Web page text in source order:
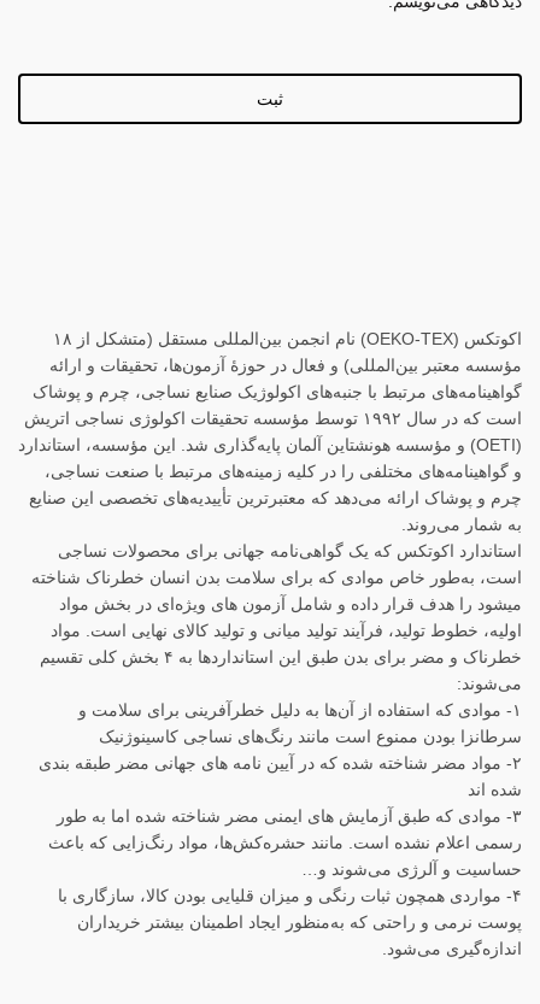
اکوتکس (OEKO-TEX) نام انجمن بین‌المللی مستقل (متشکل از ۱۸
مؤسسه معتبر بین‌المللی) و فعال در حوزهٔ آزمون‌ها، تحقیقات و ارائه
گواهینامه‌های مرتبط با جنبه‌های اکولوژیک صنایع نساجی، چرم و پوشاک
است که در سال ۱۹۹۲ توسط مؤسسه تحقیقات اکولوژی نساجی اتریش
(OETI) و مؤسسه هونشتاین آلمان پایه‌گذاری شد. این مؤسسه، استاندارد
و گواهینامه‌های مختلفی را در کلیه زمینه‌های مرتبط با صنعت نساجی،
چرم و پوشاک ارائه می‌دهد که معتبرترین تأییدیه‌های تخصصی این صنایع
به شمار می‌روند.
استاندارد اکوتکس که یک گواهی‌نامه جهانی برای محصولات نساجی
است، به‌طور خاص موادی که برای سلامت بدن انسان خطرناک شناخته
میشود را هدف قرار داده و شامل آزمون های ویژه‌ای در بخش مواد
اولیه، خطوط تولید، فرآیند تولید میانی و تولید کالای نهایی است. مواد
خطرناک و مضر برای بدن طبق این استانداردها به ۴ بخش کلی تقسیم
می‌شوند:
۱- موادی که استفاده از آن‌ها به دلیل خطرآفرینی برای سلامت و
سرطانزا بودن ممنوع است مانند رنگ‌های نساجی کاسینوژنیک
۲- مواد مضر شناخته شده که در آیین نامه های جهانی مضر طبقه بندی
شده اند
۳- موادی که طبق آزمایش های ایمنی مضر شناخته شده اما به طور
رسمی اعلام نشده است. مانند حشره‌کش‌ها، مواد رنگ‌زایی که باعث
حساسیت و آلرژی می‌شوند و…
۴- مواردی همچون ثبات رنگی و میزان قلیایی بودن کالا، سازگاری با
پوست نرمی و راحتی که به‌منظور ایجاد اطمینان بیشتر خریداران
اندازه‌گیری می‌شود.